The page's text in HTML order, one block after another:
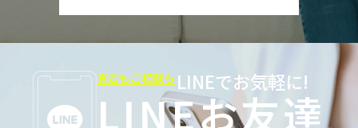
査定もご相談も LINEでお気軽に!
LINEお友達